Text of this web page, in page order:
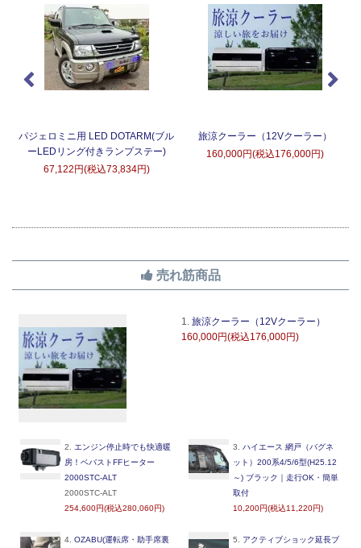
パジェロミニ用 LED DOTARM(ブル
ーLEDリング付きランプステー)
67,122円(税込73,834円)
旅涼クーラー（12Vクーラー）
160,000円(税込176,000円)
売れ筋商品
1.旅涼クーラー（12Vクーラー）
160,000円(税込176,000円)
2.
エンジン停止時でも快適暖
房！ベバストFFヒーター
2000STC-ALT
2000STC-ALT
254,600円(税込280,060円)
3.
ハイエース 網戸（バグネ
ット）200系4/5/6型(H25.12
～) ブラック｜走行OK・簡単
取付
10,200円(税込11,220円)
4. OZABU(運転席・助手席裏
5.
アクティブショック延長ブ